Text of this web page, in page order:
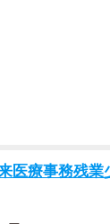
カン（エリちゃ
んさんが"ホ
うのだ。
医療事務残業